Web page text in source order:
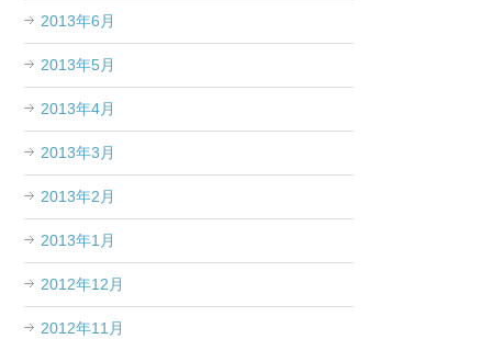
2013年6月
2013年5月
2013年4月
2013年3月
2013年2月
2013年1月
2012年12月
2012年11月